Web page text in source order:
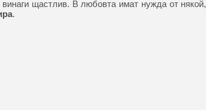
винаги щастлив. В любовта имат нужда от някой,
.